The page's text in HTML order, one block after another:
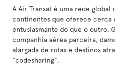
A Air Transat é uma rede
continentes que oferece cerca
entusiasmante do que o outro.
companhia aérea parceira,
alargada de rotas e destinos
"codesharing".